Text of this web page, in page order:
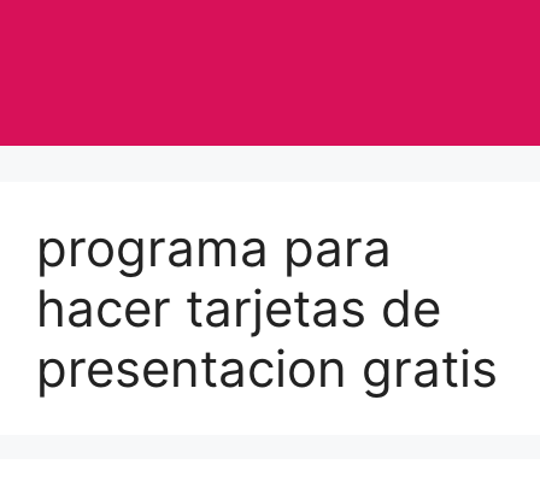
programa para
hacer tarjetas de
presentacion gratis